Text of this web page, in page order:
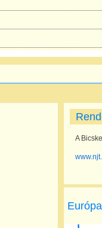
A